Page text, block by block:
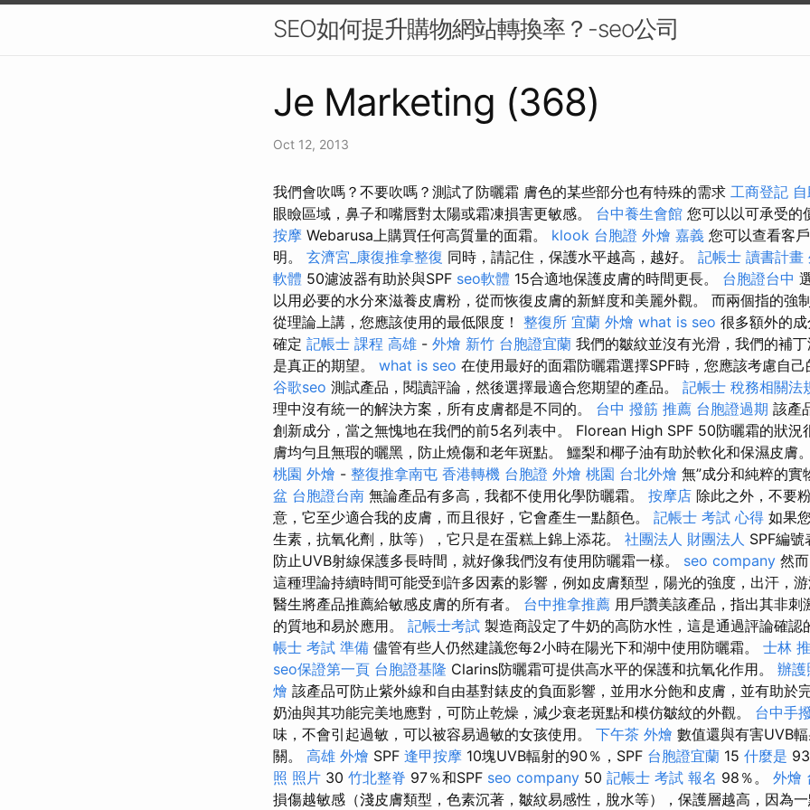
SEO如何提升購物網站轉換率？-seo公司
Je Marketing (368)
Oct 12, 2013
我們會吹嗎？不要吹嗎？測試了防曬霜 膚色的某些部分也有特殊的需求 工商登記
眼瞼區域，鼻子和嘴唇對太陽或霜凍損害更敏感。 台中養生會館 您可以以可承受
按摩 Webarusa上購買任何高質量的面霜。 klook 台胞證 外燴 嘉義 您可以查看客
明。 玄濟宮_康復推拿整復 同時，請記住，保護水平越高，越好。 記帳士 讀書計畫
軟體 50濾波器有助於與SPF seo軟體 15合適地保護皮膚的時間更長。 台胞證台中
以用必要的水分來滋養皮膚粉，從而恢復皮膚的新鮮度和美麗外觀。 而兩個指的強
從理論上講，您應該使用的最低限度！ 整復所 宜蘭 外燴 what is seo 很多額外的
確定 記帳士 課程 高雄 - 外燴 新竹 台胞證宜蘭 我們的皺紋並沒有光滑，我們的補
是真正的期望。 what is seo 在使用最好的面霜防曬霜選擇SPF時，您應該考慮自
谷歌seo 測試產品，閱讀評論，然後選擇最適合您期望的產品。 記帳士 稅務相關法
理中沒有統一的解決方案，所有皮膚都是不同的。 台中 撥筋 推薦 台胞證過期 該產
創新成分，當之無愧地在我們的前5名列表中。 Florean High SPF 50防曬霜的狀況
膚均勻且無瑕的曬黑，防止燒傷和老年斑點。 鱷梨和椰子油有助於軟化和保濕皮膚
桃園 外燴 - 整復推拿南屯 香港轉機 台胞證 外燴 桃園 台北外燴 無”成分和純粹的
盆 台胞證台南 無論產品有多高，我都不使用化學防曬霜。 按摩店 除此之外，不要
意，它至少適合我的皮膚，而且很好，它會產生一點顏色。 記帳士 考試 心得 如果
生素，抗氧化劑，肽等），它只是在蛋糕上錦上添花。 社團法人 財團法人 SPF編
防止UVB射線保護多長時間，就好像我們沒有使用防曬霜一樣。 seo company 然
這種理論持續時間可能受到許多因素的影響，例如皮膚類型，陽光的強度，出汗，
醫生將產品推薦給敏感皮膚的所有者。 台中推拿推薦 用戶讚美該產品，指出其非刺
的質地和易於應用。 記帳士考試 製造商設定了牛奶的高防水性，這是通過評論確
帳士 考試 準備 儘管有些人仍然建議您每2小時在陽光下和湖中使用防曬霜。 士林
seo保證第一頁 台胞證基隆 Clarins防曬霜可提供高水平的保護和抗氧化作用。 辦護
燴 該產品可防止紫外線和自由基對錶皮的負面影響，並用水分飽和皮膚，並有助於
奶油與其功能完美地應對，可防止乾燥，減少衰老斑點和模仿皺紋的外觀。 台中手
味，不會引起過敏，可以被容易過敏的女孩使用。 下午茶 外燴 數值還與有害UVB
關。 高雄 外燴 SPF 逢甲按摩 10塊UVB輻射的90％，SPF 台胞證宜蘭 15 什麼是
照 照片 30 竹北整脊 97％和SPF seo company 50 記帳士 考試 報名 98％。 外燴
損傷越敏感（淺皮膚類型，色素沉著，皺紋易感性，脫水等），保護層越高，因為